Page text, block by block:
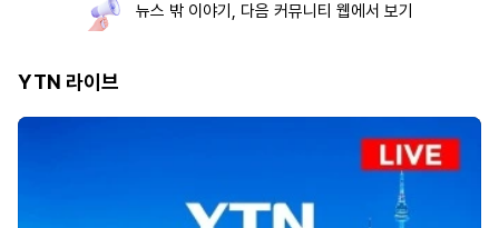
뉴스 밖 이야기, 다음 커뮤니티 웹에서 보기
YTN 라이브